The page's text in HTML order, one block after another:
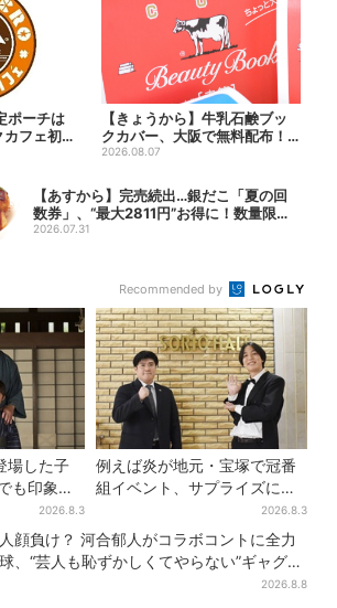
ポーチは
フェ初の
でレア...
【きょうから】牛乳石鹸ブッ
クカバー、大阪で無料配布！
先着1000名に「牛のカー...
2026.08.07
【あすから】完売続出…銀だこ「夏の回
数券」、“最大2811円”お得に！数量限定
で
2026.07.31
Recommended by
場した子
も印象的
「どうり
2026.8.3
例えば炎が地元・宝塚で冠番
組イベント、サプライズに会
場騒然「まさか本人が出てく
るとは…」
2026.8.3
顔負け？ 河合郁人がコラボコントに全力
、“芸人も恥ずかしくてやらない”ギャグに
2026.8.8